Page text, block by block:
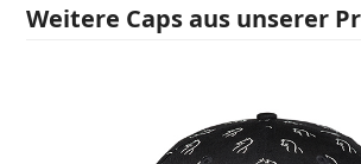
Weitere Caps aus unserer